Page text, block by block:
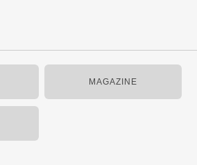
MAGAZINE